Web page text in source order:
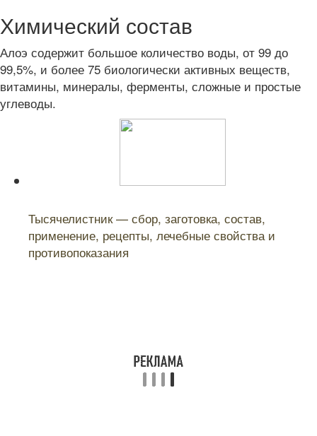
Химический состав
Алоэ содержит большое количество воды, от 99 до
99,5%, и более 75 биологически активных веществ,
витамины, минералы, ферменты, сложные и простые
углеводы.
Тысячелистник — сбор, заготовка, состав,
применение, рецепты, лечебные свойства и
противопоказания